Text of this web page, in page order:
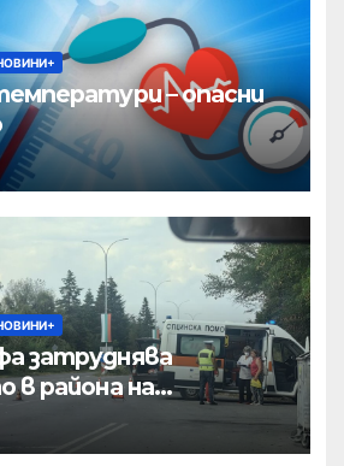
– опасни
затруднява
в района на